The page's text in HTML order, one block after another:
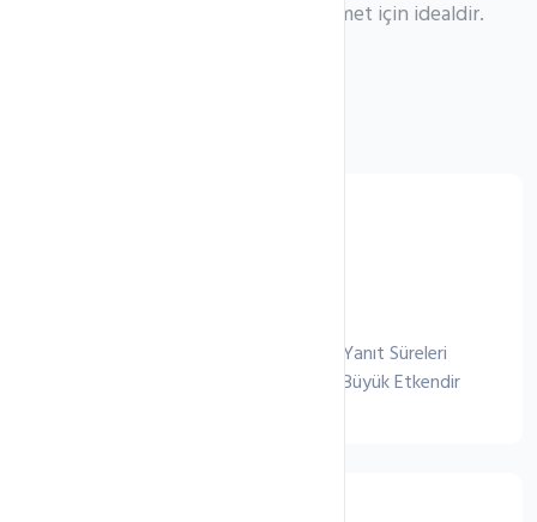
fiyat/performans ve güvenli hizmet için idealdir.
SSD Storage Disk yapısıyla Hızlı Yanıt Süreleri
Sistemlerinizin Hızlı Çalışması için Büyük Etkendir